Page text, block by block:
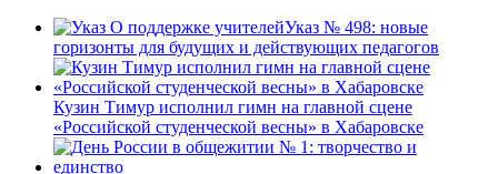
Указ № 498: новые
горизонты для будущих и действующих педагогов
Кузин Тимур исполнил гимн на главной сцене
«Российской студенческой весны» в Хабаровске